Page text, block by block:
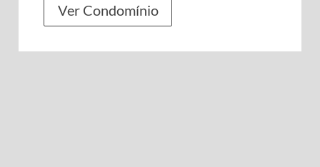
Ver Condomínio